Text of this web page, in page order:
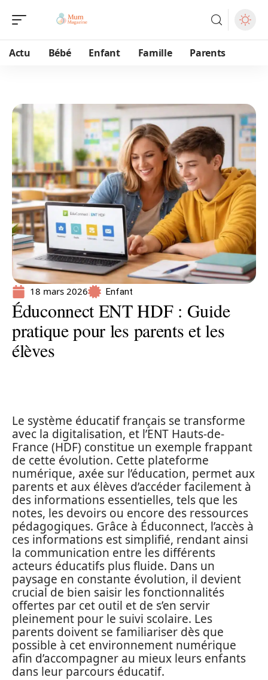
Actu Bébé Enfant Famille Parents
18 mars 2026 Enfant
Éduconnect ENT HDF : Guide
pratique pour les parents et les
élèves
Le système éducatif français se transforme
avec la digitalisation, et l’ENT Hauts-de-
France (HDF) constitue un exemple frappant
de cette évolution. Cette plateforme
numérique, axée sur l’éducation, permet aux
parents et aux élèves d’accéder facilement à
des informations essentielles, tels que les
notes, les devoirs ou encore des ressources
pédagogiques. Grâce à Éduconnect, l’accès à
ces informations est simplifié, rendant ainsi
la communication entre les différents
acteurs éducatifs plus fluide. Dans un
paysage en constante évolution, il devient
crucial de bien saisir les fonctionnalités
offertes par cet outil et de s’en servir
pleinement pour le suivi scolaire. Les
parents doivent se familiariser dès que
possible à cet environnement numérique
afin d’accompagner au mieux leurs enfants
dans leur parcours éducatif.